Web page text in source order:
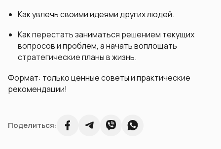
Как увлечь своими идеями других людей.
Как перестать заниматься решением текущих
вопросов и проблем, а начать воплощать
стратегические планы в жизнь.
Формат: только ценные советы и практические
рекомендации!
Поделиться: